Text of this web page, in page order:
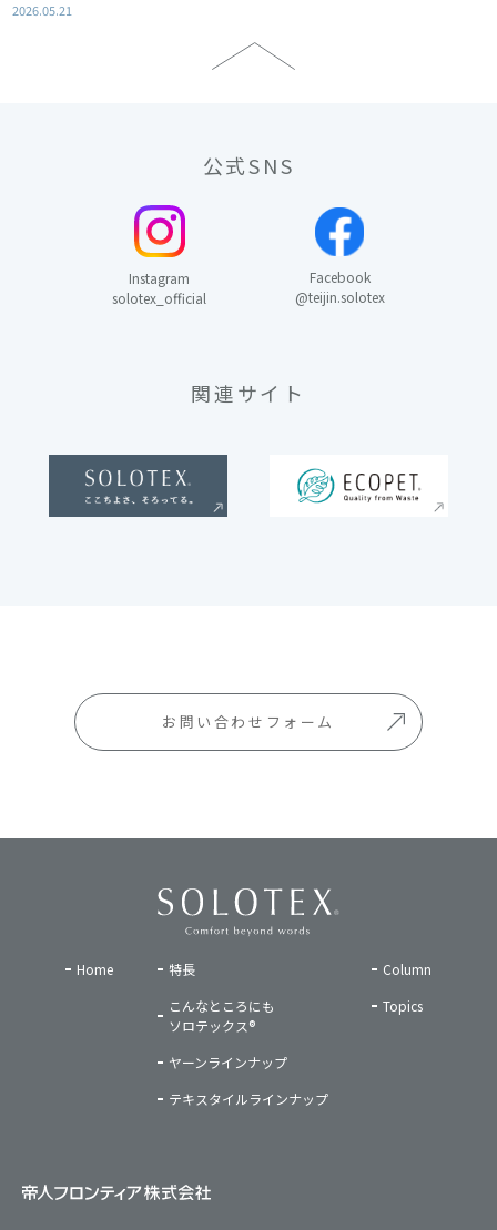
2026.05.21
公式SNS
Instagram
solotex_official
Facebook
@teijin.solotex
関連サイト
お問い合わせフォーム
Home
特長
こんなところにも
ソロテックス®
ヤーンラインナップ
テキスタイルラインナップ
Column
Topics